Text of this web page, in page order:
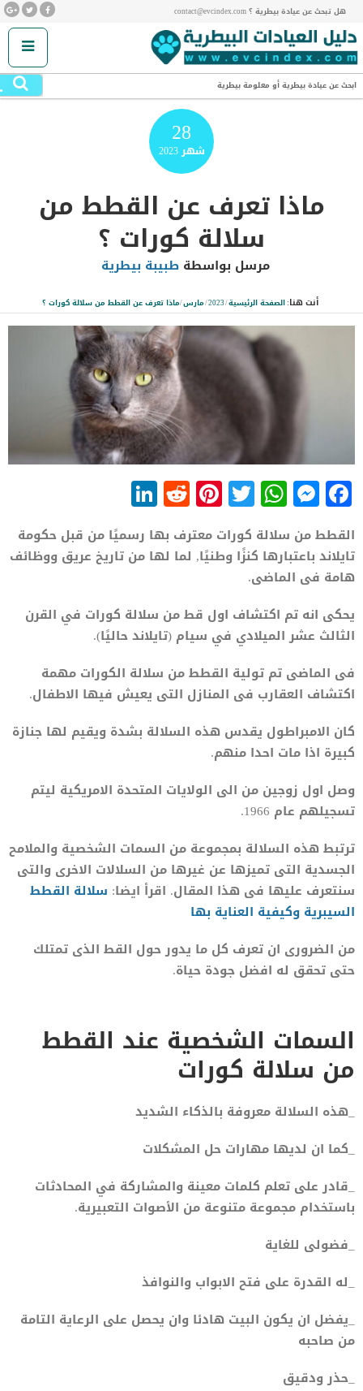
هل تبحث عن عيادة بيطرية ؟ contact@evcindex.com
ابحث عن عيادة بيطرية أو معلومة بيطرية
28
شهر2023
ماذا تعرف عن القطط من
سلالة كورات ؟
مرسل بواسطة طبيبة بيطرية
أنت هنا:الصفحة الرئيسية/
2023
/مارس/ماذا تعرف عن القطط من سلالة كورات ؟
Facebook
Messenger
WhatsApp
Twitter
Pinterest
Reddit
القطط من سلالة كورات معترف بها رسميًا من قبل حكومة
تايلاند باعتبارها كنزًا وطنيًا, لما لها من تاريخ عريق ووظائف
هامة فى الماضى.
يحكى انه تم اكتشاف اول قط من سلالة كورات في القرن
الثالث عشر الميلادي في سيام (تايلاند حاليًا).
فى الماضى تم تولية القطط من سلالة الكورات مهمة
اكتشاف العقارب فى المنازل التى يعيش فيها الاطفال.
كان الامبراطول يقدس هذه السلالة بشدة ويقيم لها جنازة
كبيرة اذا مات احدا منهم.
وصل اول زوجين من الى الولايات المتحدة الامريكية ليتم
تسجيلهم عام 1966.
ترتبط هذه السلالة بمجموعة من السمات الشخصية والملامح
الجسدية التى تميزها عن غيرها من السلالات الاخرى والتى
سنتعرف عليها فى هذا المقال. اقرأ ايضا: سلالة القطط
السيبرية وكيفية العناية بها
من الضرورى ان تعرف كل ما يدور حول القط الذى تمتلك
حتى تحقق له افضل جودة حياة.
السمات الشخصية عند القطط
من سلالة كورات
_هذه السلالة معروفة بالذكاء الشديد
_كما ان لديها مهارات حل المشكلات
_قادر على تعلم كلمات معينة والمشاركة في المحادثات
باستخدام مجموعة متنوعة من الأصوات التعبيرية.
_فضولى للغاية
_له القدرة على فتح الابواب والنوافذ
_يفضل ان يكون البيت هادئا وان يحصل على الرعاية التامة
من صاحبه
_حذر ودقيق